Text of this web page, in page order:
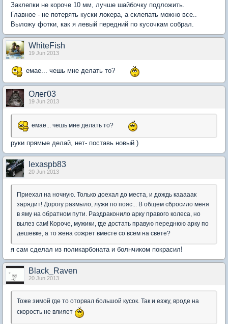
Заклепки не короче 10 мм, лучше шайбочку подложить.
Главное - не потерять куски локера, а склепать можно все..
Выложу фотки, как я левый передний по кусочкам собрал.
WhiteFish
19 Jun 2013
емае... чешь мне делать то?
Олег03
19 Jun 2013
емае... чешь мне делать то?
руки прямые делай, нет- поставь новый )
lexaspb83
20 Jun 2013
Приехал на ночную. Только доехал до места, и дождь кааааак
зарядит! Дорогу размыло, лужи по пояс... В общем сбросило меня
в яму на обратном пути. Раздраконило арку правого колеса, но
вылез сам! Короче, мужики, где достать правую переднюю арку по
дешевке, а то жена сожрет вместе со всем на свете?
я сам сделал из поликарбоната и болнчиком покрасил!
Black_Raven
20 Jun 2013
Тоже зимой где то оторвал большой кусок. Так и езжу, вроде на
скорость не влияет